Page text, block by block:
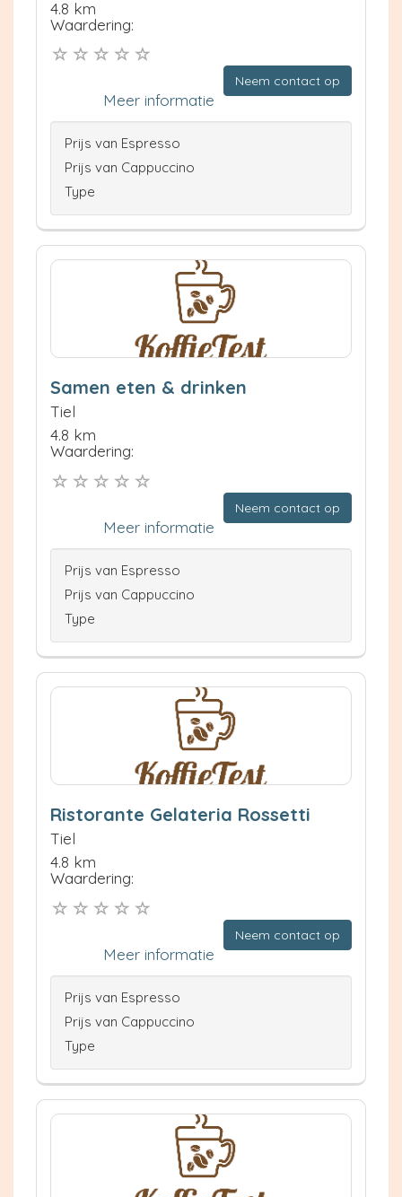
4.8 km
Waardering:
Neem contact op
Meer informatie
Prijs van Espresso
Prijs van Cappuccino
Type
Samen eten & drinken
Tiel
4.8 km
Waardering:
Neem contact op
Meer informatie
Prijs van Espresso
Prijs van Cappuccino
Type
Ristorante Gelateria Rossetti
Tiel
4.8 km
Waardering:
Neem contact op
Meer informatie
Prijs van Espresso
Prijs van Cappuccino
Type